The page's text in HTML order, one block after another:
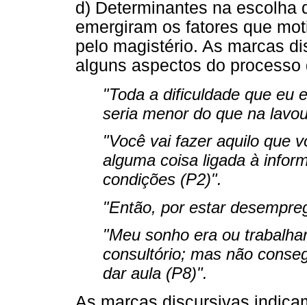
d) Determinantes na escolha
emergiram os fatores que
pelo magistério. As marcas
alguns aspectos do
"Toda a dificuldade que eu
seria menor do que na
"Você vai fazer aquilo que
alguma coisa ligada à
condições (P2)".
"Então, por estar
"Meu sonho era ou
consultório; mas não
dar aula (P8)".